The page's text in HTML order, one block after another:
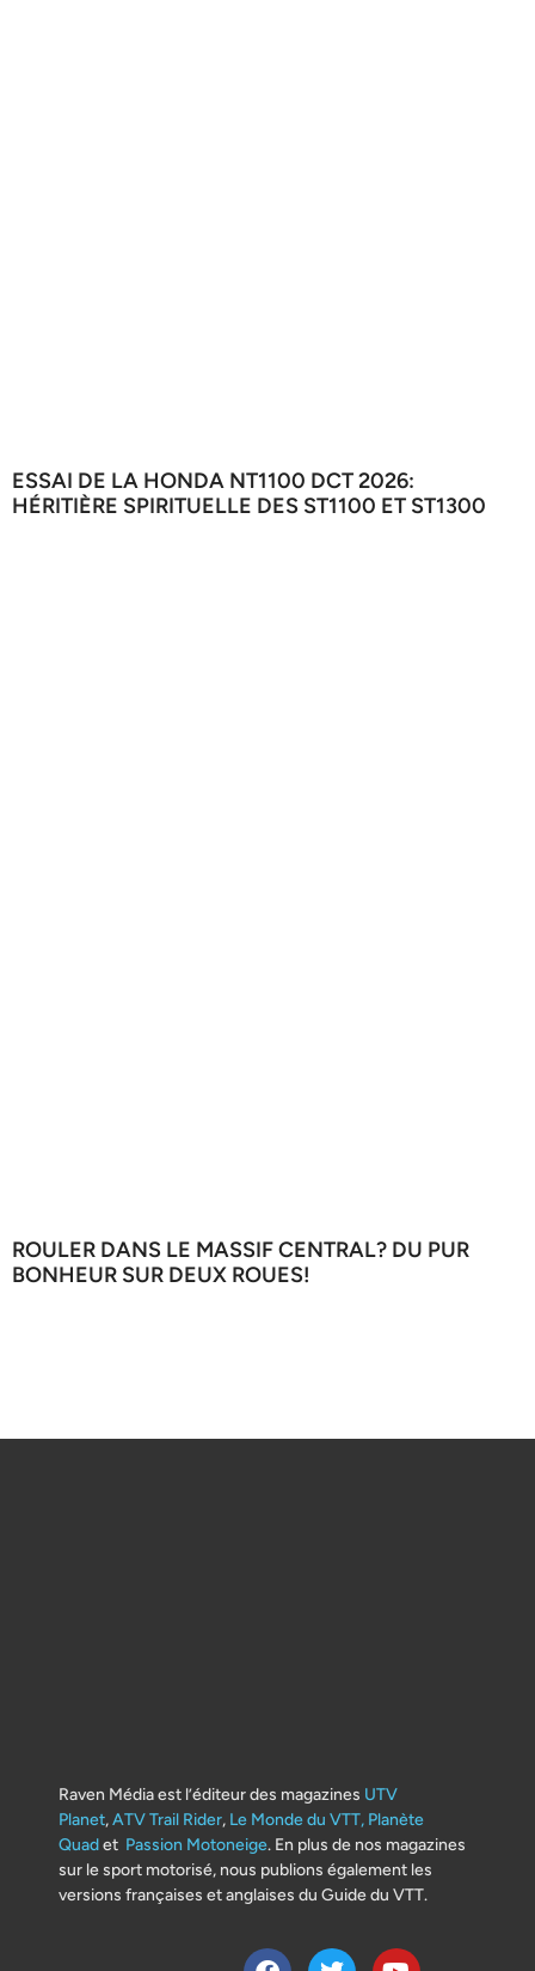
ESSAI DE LA HONDA NT1100 DCT 2026:
HÉRITIÈRE SPIRITUELLE DES ST1100 ET ST1300
ROULER DANS LE MASSIF CENTRAL? DU PUR
BONHEUR SUR DEUX ROUES!
Raven Média est l’éditeur des magazines UTV
Planet,ATV Trail Rider, Le Monde du VTT, Planète
Quadet Passion Motoneige. En plus de nos magazines
sur le sport motorisé, nous publions également les
versions françaises et anglaises du Guide du VTT.